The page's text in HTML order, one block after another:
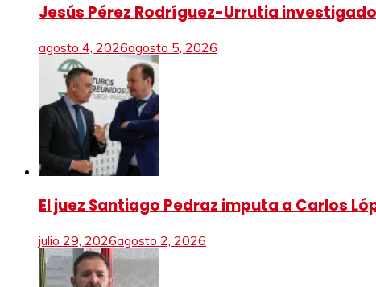
Jesús Pérez Rodríguez-Urrutia
agosto 4, 2026agosto 5, 2026
El juez Santiago Pedraz imputa a Carlos
julio 29, 2026agosto 2, 2026